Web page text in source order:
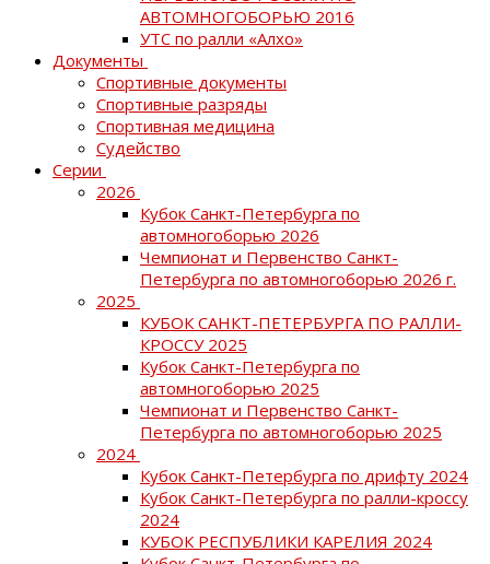
АВТОМНОГОБОРЬЮ 2016
УТС по ралли «Алхо»
Документы
Спортивные документы
Спортивные разряды
Спортивная медицина
Судейство
Серии
2026
Кубок Санкт-Петербурга по
автомногоборью 2026
Чемпионат и Первенство Санкт-
Петербурга по автомногоборью 2026 г.
2025
КУБОК САНКТ-ПЕТЕРБУРГА ПО РАЛЛИ-
КРОССУ 2025
Кубок Санкт-Петербурга по
автомногоборью 2025
Чемпионат и Первенство Санкт-
Петербурга по автомногоборью 2025
2024
Кубок Санкт-Петербурга по дрифту 2024
Кубок Санкт-Петербурга по ралли-кроссу
2024
КУБОК РЕСПУБЛИКИ КАРЕЛИЯ 2024